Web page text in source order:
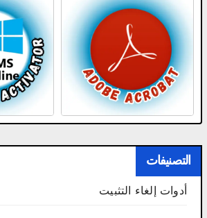
التصنيفات
أدوات إلغاء التثبيت